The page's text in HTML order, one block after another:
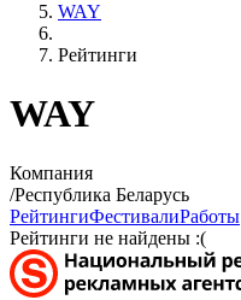
WAY
Рейтинги
WAY
Компания
/Республика Беларусь
РейтингиФестивалиРаботы
Рейтинги не найдены :(